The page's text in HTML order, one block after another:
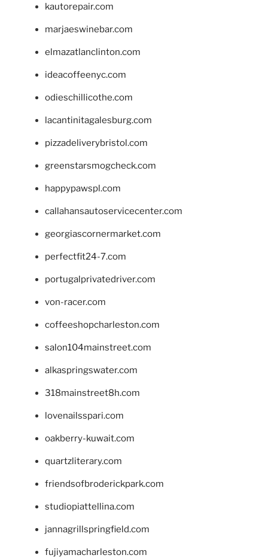
kautorepair.com
marjaeswinebar.com
elmazatlanclinton.com
ideacoffeenyc.com
odieschillicothe.com
lacantinitagalesburg.com
pizzadeliverybristol.com
greenstarsmogcheck.com
happypawspl.com
callahansautoservicecenter.com
georgiascornermarket.com
perfectfit24-7.com
portugalprivatedriver.com
von-racer.com
coffeeshopcharleston.com
salon104mainstreet.com
alkaspringswater.com
318mainstreet8h.com
lovenailsspari.com
oakberry-kuwait.com
quartzliterary.com
friendsofbroderickpark.com
studiopiattellina.com
jannagrillspringfield.com
fujiyamacharleston.com